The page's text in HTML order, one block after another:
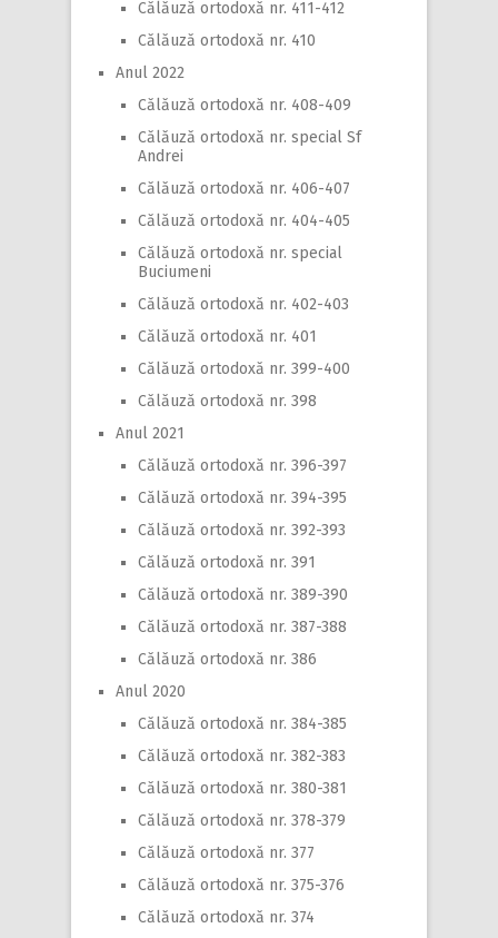
Călăuză ortodoxă nr. 411-412
Călăuză ortodoxă nr. 410
Anul 2022
Călăuză ortodoxă nr. 408-409
Călăuză ortodoxă nr. special Sf
Andrei
Călăuză ortodoxă nr. 406-407
Călăuză ortodoxă nr. 404-405
Călăuză ortodoxă nr. special
Buciumeni
Călăuză ortodoxă nr. 402-403
Călăuză ortodoxă nr. 401
Călăuză ortodoxă nr. 399-400
Călăuză ortodoxă nr. 398
Anul 2021
Călăuză ortodoxă nr. 396-397
Călăuză ortodoxă nr. 394-395
Călăuză ortodoxă nr. 392-393
Călăuză ortodoxă nr. 391
Călăuză ortodoxă nr. 389-390
Călăuză ortodoxă nr. 387-388
Călăuză ortodoxă nr. 386
Anul 2020
Călăuză ortodoxă nr. 384-385
Călăuză ortodoxă nr. 382-383
Călăuză ortodoxă nr. 380-381
Călăuză ortodoxă nr. 378-379
Călăuză ortodoxă nr. 377
Călăuză ortodoxă nr. 375-376
Călăuză ortodoxă nr. 374